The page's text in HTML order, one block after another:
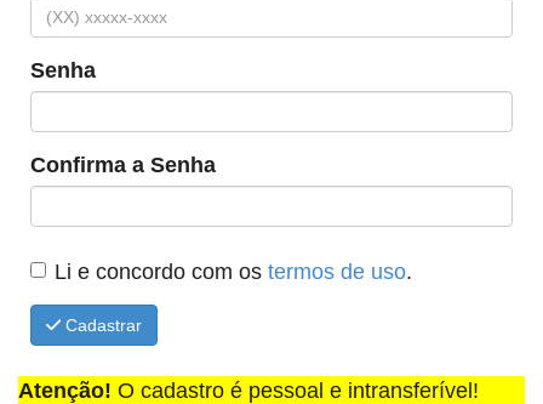
Senha
Confirma a Senha
Li e concordo com os termos de uso.
Cadastrar
Atenção! O cadastro é pessoal e intransferível!